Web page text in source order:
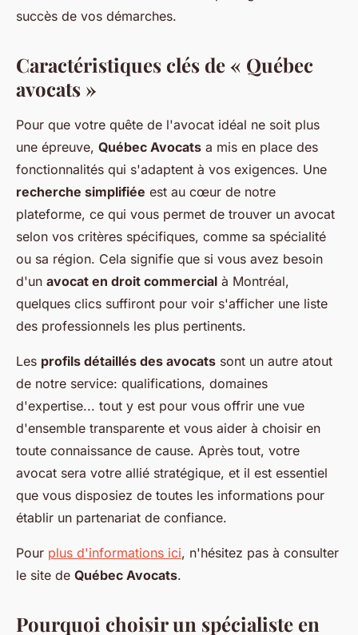
succès de vos démarches.
Caractéristiques clés de « Québec
avocats »
Pour que votre quête de l'avocat idéal ne soit plus
une épreuve, Québec Avocats a mis en place des
fonctionnalités qui s'adaptent à vos exigences. Une
recherche simplifiée est au cœur de notre
plateforme, ce qui vous permet de trouver un avocat
selon vos critères spécifiques, comme sa spécialité
ou sa région. Cela signifie que si vous avez besoin
d'un avocat en droit commercial à Montréal,
quelques clics suffiront pour voir s'afficher une liste
des professionnels les plus pertinents.
Les profils détaillés des avocats sont un autre atout
de notre service: qualifications, domaines
d'expertise... tout y est pour vous offrir une vue
d'ensemble transparente et vous aider à choisir en
toute connaissance de cause. Après tout, votre
avocat sera votre allié stratégique, et il est essentiel
que vous disposiez de toutes les informations pour
établir un partenariat de confiance.
Pour plus d'informations ici, n'hésitez pas à consulter
le site de Québec Avocats.
Pourquoi choisir un spécialiste en